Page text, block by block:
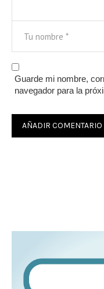
Guarde mi nombre,
navegador para la